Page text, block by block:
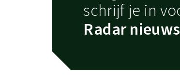
schrijf je in
Radar